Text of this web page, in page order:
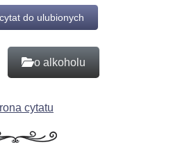
do ulubionych
o alkoholu
cytatu